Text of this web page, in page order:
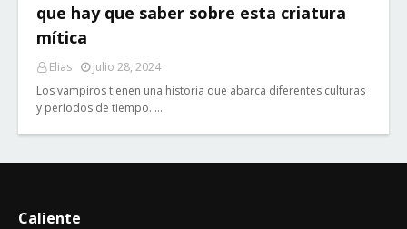
que hay que saber sobre esta criatura
mítica
Elias
Julio 28, 2024
Los vampiros tienen una historia que abarca diferentes culturas
y períodos de tiempo. …
Caliente